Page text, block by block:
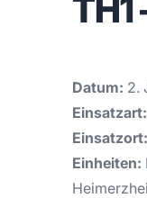
TH1
Datum: 2.
Einsatzart:
Einsatzort:
Einheiten: